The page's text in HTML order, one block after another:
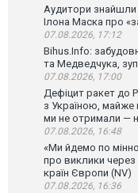
Аудитори знайшли
Ілона Маска про
07.08.2026, 17:12
Bihus.Info:
та Медведчука,
07.08.2026, 17:00
Дефіцит ракет до
з Україною, майже
ми не отримали —
07.08.2026, 16:48
«Ми йдемо по
про виклики через
країн Європи (NV)
07.08.2026, 16:36